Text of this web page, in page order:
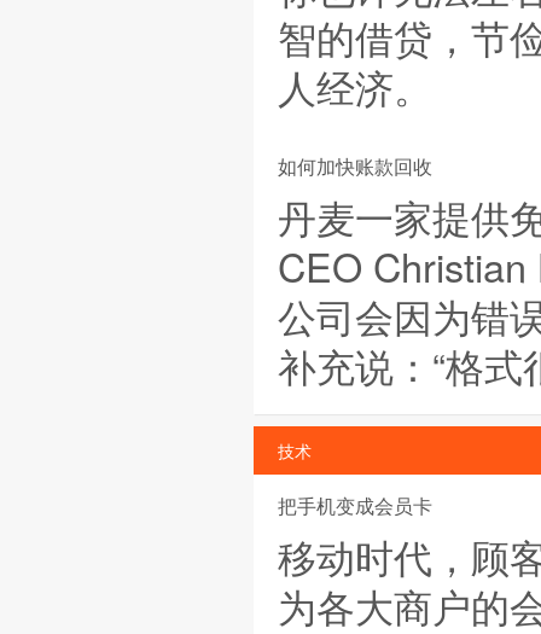
智的借贷，节
人经济。
如何加快账款回收
丹麦一家提供
CEO
公司会因为错
补充说：“格
技术
把手机变成会员卡
移动时代，顾
为各大商户的